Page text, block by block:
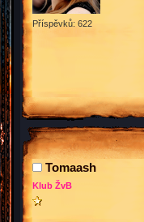
Příspěvků: 622
Tomaash
Klub ŽvB